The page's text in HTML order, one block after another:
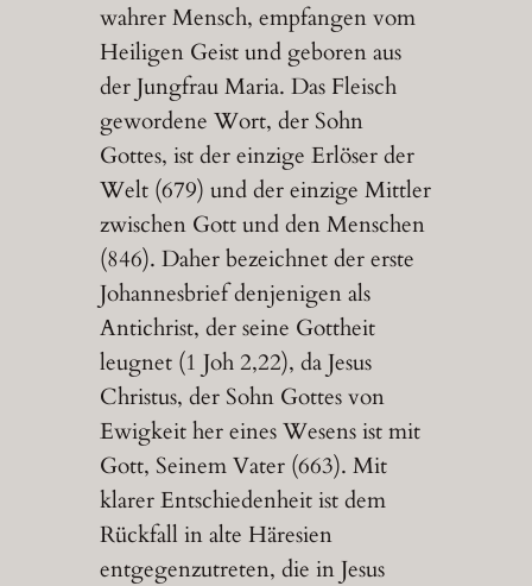
wahrer Mensch, empfangen vom
Heiligen Geist und geboren aus
der Jungfrau Maria. Das Fleisch
gewordene Wort, der Sohn
Gottes, ist der einzige Erlöser der
Welt (679) und der einzige Mittler
zwischen Gott und den Menschen
(846). Daher bezeichnet der erste
Johannesbrief denjenigen als
Antichrist, der seine Gottheit
leugnet (1 Joh 2,22), da Jesus
Christus, der Sohn Gottes von
Ewigkeit her eines Wesens ist mit
Gott, Seinem Vater (663). Mit
klarer Entschiedenheit ist dem
Rückfall in alte Häresien
entgegenzutreten, die in Jesus